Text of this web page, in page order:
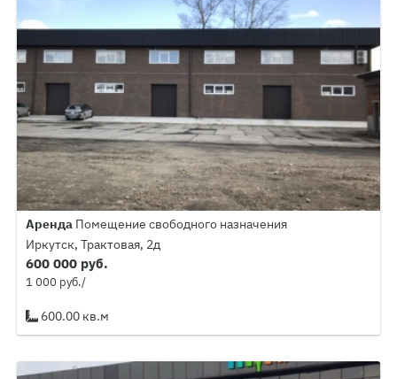
Аренда Помещение свободного назначения
Иркутск, Трактовая, 2д
600 000 руб.
1 000 руб./
600.00 кв.м